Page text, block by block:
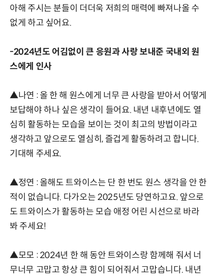
아해 주시는 분들이 더더욱 저희의 매력에 빠져나올 수
없게 하고 싶어요.
-2024년도 어김없이 큰 응원과 사랑 보내준 국내외 원
스에게 인사
▲나연 : 올 한 해 원스에게 너무 큰 사랑을 받아서 어떻게
보답해야 하나 싶은 생각이 들어요. 내년 내후년에도 열
심히 활동하는 모습을 보이는 것이 최고의 방법이라고
생각하고 앞으로도 열심히, 즐겁게 활동하려고 합니다.
기대해 주세요.
▲정연 : 올해도 트와이스는 단 한 번도 원스 생각을 안 한
적이 없습니다. 다가오는 2025년도 당연하고요. 앞으로
도 트와이스가 활동하는 모습 애정 어린 시선으로 바라
봐 주세요!
▲모모 : 2024년 한 해 동안 트와이스랑 함께해 줘서 너
무너무 고맙고 항상 큰 힘이 되어줘서 고맙습니다. 내년